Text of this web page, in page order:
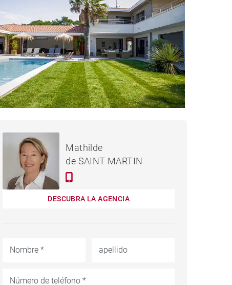
CASA HOSSEGOR - 500 M²
Mathilde
de SAINT MARTIN
DESCUBRA LA AGENCIA